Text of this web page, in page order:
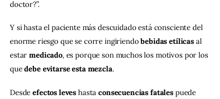
doctor?”.
Y si hasta el paciente más descuidado está consciente del
enorme riesgo que se corre ingiriendo bebidas etílicas al
estar medicado, es porque son muchos los motivos por los
que debe evitarse esta mezcla.
Desde efectos leves hasta consecuencias fatales puede